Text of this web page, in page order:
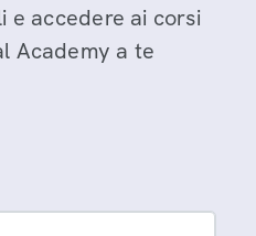
e accedere ai corsi
Academy a te